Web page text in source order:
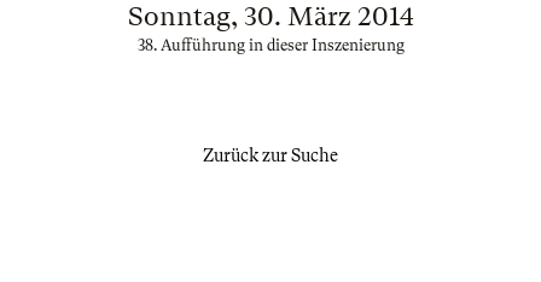
Sonntag, 30. März 2014
38. Aufführung in dieser Inszenierung
Zurück zur Suche